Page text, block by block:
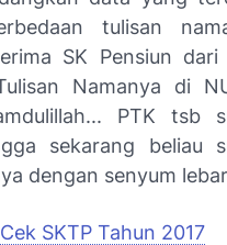
tulisan
SK Pensiun dari
Namanya di
PTK tsb
sekarang beliau
dengan senyum
SKTP Tahun 2017